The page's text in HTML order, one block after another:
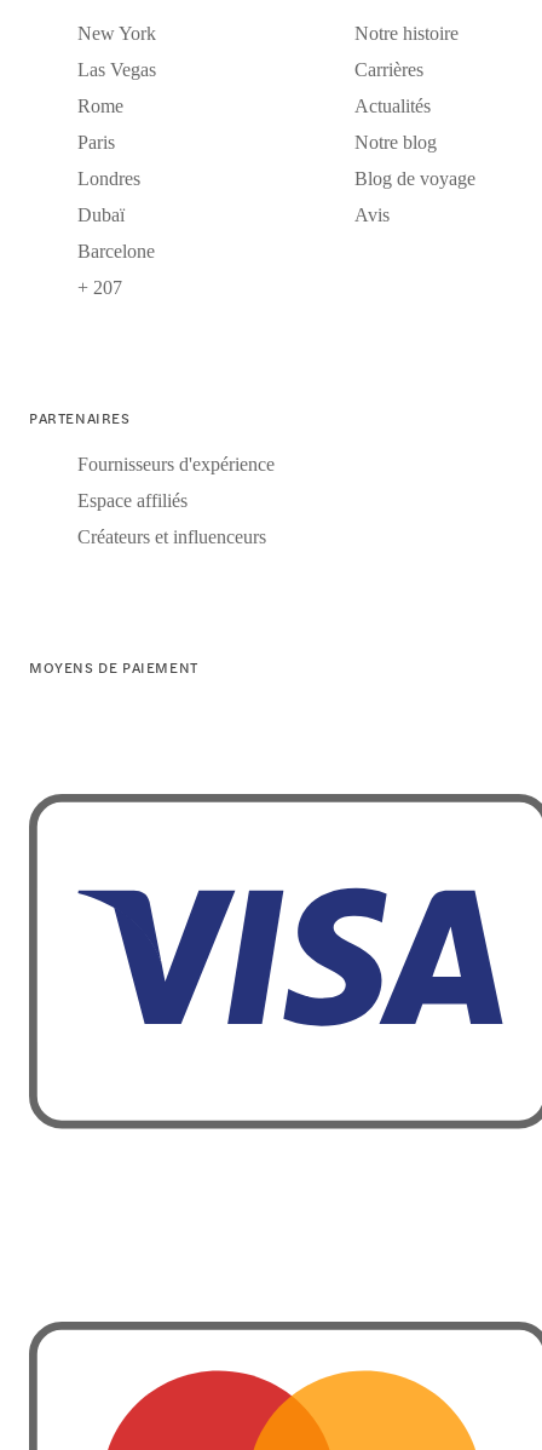
New York
Las Vegas
Rome
Paris
Londres
Dubaï
Barcelone
+ 207
Notre histoire
Carrières
Actualités
Notre blog
Blog de voyage
Avis
PARTENAIRES
Fournisseurs d'expérience
Espace affiliés
Créateurs et influenceurs
MOYENS DE PAIEMENT